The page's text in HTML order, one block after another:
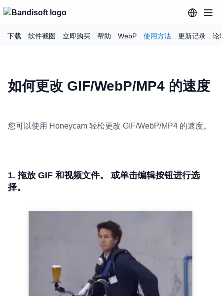
下载 软件截图 立即购买 帮助 WebP 使用方法 更新记录 论
如何更改 GIF/WebP/MP4 的速度
您可以使用 Honeycam 轻松更改 GIF/WebP/MP4 的速度。
1. 拖放 GIF 和视频文件。 或单击编辑按钮进行选
择。